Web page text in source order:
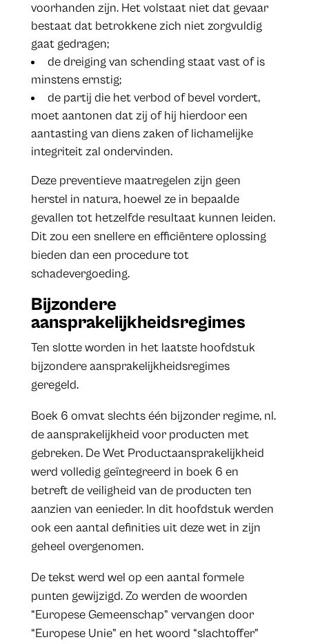
voorhanden zijn. Het volstaat niet dat gevaar
bestaat dat betrokkene zich niet zorgvuldig
gaat gedragen;
de dreiging van schending staat vast of is
minstens ernstig;
de partij die het verbod of bevel vordert,
moet aantonen dat zij of hij hierdoor een
aantasting van diens zaken of lichamelijke
integriteit zal ondervinden.
Deze preventieve maatregelen zijn geen
herstel in natura, hoewel ze in bepaalde
gevallen tot hetzelfde resultaat kunnen leiden.
Dit zou een snellere en efficiëntere oplossing
bieden dan een procedure tot
schadevergoeding.
Bijzondere
aansprakelijkheidsregimes
Ten slotte worden in het laatste hoofdstuk
bijzondere aansprakelijkheidsregimes
geregeld.
Boek 6 omvat slechts één bijzonder regime, nl.
de aansprakelijkheid voor producten met
gebreken. De Wet Productaansprakelijkheid
werd volledig geïntegreerd in boek 6 en
betreft de veiligheid van de producten ten
aanzien van eenieder. In dit hoofdstuk werden
ook een aantal definities uit deze wet in zijn
geheel overgenomen.
De tekst werd wel op een aantal formele
punten gewijzigd. Zo werden de woorden
“Europese Gemeenschap” vervangen door
“Europese Unie” en het woord “slachtoffer”